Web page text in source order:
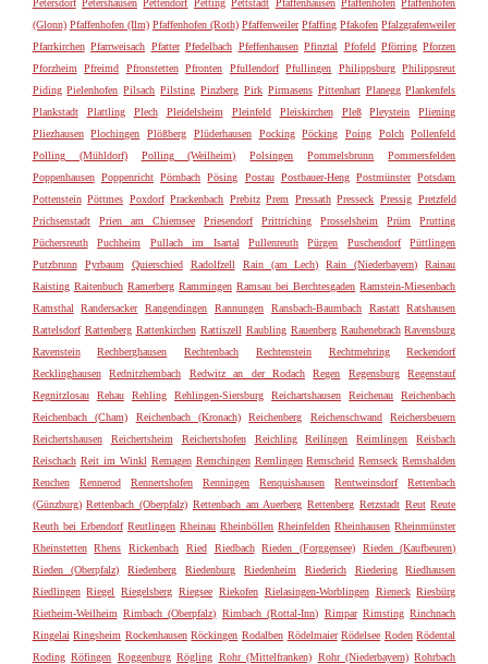
Petersdorf Petershausen Pettendorf Petting Pettstadt Pfaffenhausen Pfaffenhofen Pfaffenhofen
(Glonn) Pfaffenhofen (Ilm) Pfaffenhofen (Roth) Pfaffenweiler Pfaffing Pfakofen Pfalzgrafenweiler
Pfarrkirchen Pfarrweisach Pfatter Pfedelbach Pfeffenhausen Pfinztal Pfofeld Pförring Pforzen
Pforzheim
Pfreimd Pfronstetten Pfronten Pfullendorf Pfullingen Philippsburg Philippsreut
Piding Pielenhofen Pilsach Pilsting Pinzberg Pirk Pirmasens Pittenhart Planegg Plankenfels
Plankstadt
Plattling Plech Pleidelsheim Pleinfeld Pleiskirchen Pleß Pleystein
Pliening
Pliezhausen
Plochingen Plößberg Plüderhausen Pocking Pöcking Poing Polch
Pollenfeld
Polling (Mühldorf)
Polling (Weilheim) Polsingen Pommelsbrunn
Pommersfelden
Poppenhausen Poppenricht Pörnbach Pösing Postau Postbauer-Heng Postmünster Potsdam
Pottenstein Pöttmes Poxdorf Prackenbach Prebitz Prem Pressath Presseck Pressig Pretzfeld
Prichsenstadt
Prien am Chiemsee Priesendorf Prittriching Prosselsheim Prüm
Prutting
Püchersreuth
Puchheim Pullach im Isartal Pullenreuth Pürgen Puschendorf
Püttlingen
Putzbrunn
Pyrbaum Quierschied Radolfzell Rain (am Lech) Rain (Niederbayern)
Rainau
Raisting Raitenbuch Ramerberg Rammingen Ramsau bei Berchtesgaden Ramstein-Miesenbach
Ramsthal
Randersacker Rangendingen Rannungen Ransbach-Baumbach Rastatt
Ratshausen
Rattelsdorf Rattenberg Rattenkirchen Rattiszell Raubling Rauenberg Rauhenebrach Ravensburg
Ravenstein
Rechberghausen Rechtenbach Rechtenstein Rechtmehring
Reckendorf
Recklinghausen
Rednitzhembach Redwitz an der Rodach Regen Regensburg
Regenstauf
Regnitzlosau
Rehau Rehling Rehlingen-Siersburg Reichartshausen Reichenau
Reichenbach
Reichenbach (Cham)
Reichenbach (Kronach) Reichenberg Reichenschwand
Reichersbeuern
Reichertshausen
Reichertsheim Reichertshofen Reichling Reilingen Reimlingen
Reisbach
Reischach Reit im Winkl Remagen Remchingen Remlingen Remscheid Remseck Remshalden
Renchen
Rennerod Rennertshofen Renningen Renquishausen Rentweinsdorf
Rettenbach
(Günzburg) Rettenbach (Oberpfalz) Rettenbach am Auerberg Rettenberg Retzstadt Reut Reute
Reuth bei Erbendorf Reutlingen Rheinau Rheinböllen Rheinfelden Rheinhausen Rheinmünster
Rheinstetten
Rhens Rickenbach Ried Riedbach Rieden (Forggensee)
Rieden (Kaufbeuren)
Rieden (Oberpfalz)
Riedenberg Riedenburg Riedenheim Riederich Riedering
Riedhausen
Riedlingen Riegel Riegelsberg Riegsee Riekofen Rielasingen-Worblingen Rieneck Riesbürg
Rietheim-Weilheim Rimbach (Oberpfalz) Rimbach (Rottal-Inn) Rimpar Rimsting Rinchnach
Ringelai Ringsheim Rockenhausen Röckingen Rodalben Rödelmaier Rödelsee Roden Rödental
Roding Röfingen Roggenburg Rögling Rohr (Mittelfranken) Rohr (Niederbayern) Rohrbach